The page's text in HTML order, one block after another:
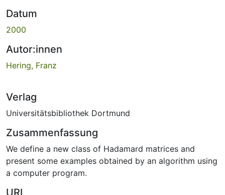
Datum
2000
Autor:innen
Hering, Franz
Verlag
Universitätsbibliothek Dortmund
Zusammenfassung
We define a new class of Hadamard matrices and
present some examples obtained by an algorithm using
a computer program.
URI